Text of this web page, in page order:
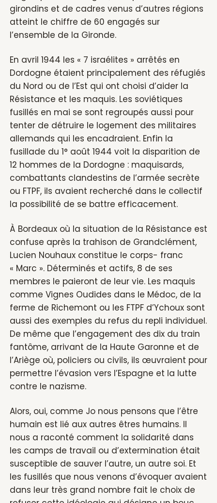
girondins et de cadres venus d’autres régions
atteint le chiffre de 60 engagés sur
l’ensemble de la Gironde.
En avril 1944 les « 7 israélites » arrêtés en
Dordogne étaient principalement des réfugiés
du Nord ou de l’Est qui ont choisi d’aider la
Résistance et les maquis. Les soviétiques
fusillés en mai se sont regroupés aussi pour
tenter de détruire le logement des militaires
allemands qui les encadraient. Enfin la
fusillade du 1° août 1944 voit la disparition de
12 hommes de la Dordogne : maquisards,
combattants clandestins de l’armée secrète
ou FTPF, ils avaient recherché dans le collectif
la possibilité de se battre efficacement.
À Bordeaux où la situation de la Résistance est
confuse après la trahison de Grandclément,
Lucien Nouhaux constitue le corps- franc
« Marc ». Déterminés et actifs, 8 de ses
membres le paieront de leur vie. Les maquis
comme Vignes Oudides dans le Médoc, de la
ferme de Richemont ou les FTPF d’Ychoux sont
aussi des exemples du refus du repli individuel.
De même que l’engagement des dix du train
fantôme, arrivant de la Haute Garonne et de
l’Ariège où, policiers ou civils, ils œuvraient pour
permettre l’évasion vers l’Espagne et la lutte
contre le nazisme.
Alors, oui, comme Jo nous pensons que l’être
humain est lié aux autres êtres humains. Il
nous a raconté comment la solidarité dans
les camps de travail ou d’extermination était
susceptible de sauver l’autre, un autre soi. Et
les fusillés que nous venons d’évoquer avaient
dans leur très grand nombre fait le choix de